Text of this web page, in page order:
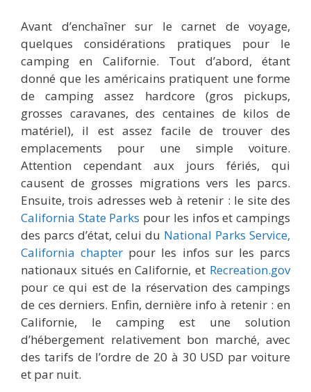
Avant d’enchaîner sur le carnet de voyage,
quelques considérations pratiques pour le
camping en Californie. Tout d’abord, étant
donné que les américains pratiquent une forme
de camping assez hardcore (gros pickups,
grosses caravanes, des centaines de kilos de
matériel), il est assez facile de trouver des
emplacements pour une simple voiture.
Attention cependant aux jours fériés, qui
causent de grosses migrations vers les parcs.
Ensuite, trois adresses web à retenir : le site des
California State Parks pour les infos et campings
des parcs d’état, celui du National Parks Service,
California chapter pour les infos sur les parcs
nationaux situés en Californie, et Recreation.gov
pour ce qui est de la réservation des campings
de ces derniers. Enfin, dernière info à retenir : en
Californie, le camping est une solution
d’hébergement relativement bon marché, avec
des tarifs de l’ordre de 20 à 30 USD par voiture
et par nuit.